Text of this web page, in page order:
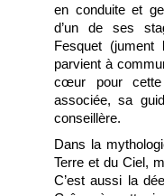
en conduite et
d’un de ses
Fesquet (jument
parvient à
cœur pour
associée, sa
conseillère.
Dans la
Terre et du Ciel,
C’est aussi la